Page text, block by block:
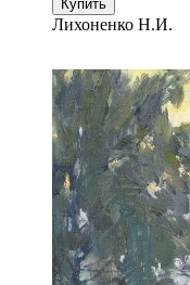
Купить
Лихоненко Н.И.